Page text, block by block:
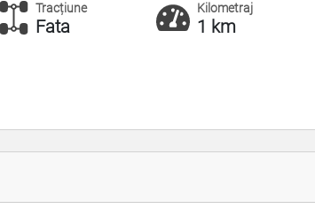
Tracțiune
Fata
Kilometraj
1 km